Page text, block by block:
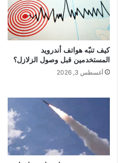
كيف تنبّه هواتف أندرويد
المستخدمين قبل وصول الزلازل؟
أغسطس 3, 2026